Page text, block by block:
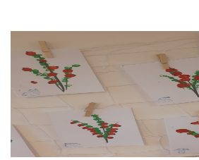
STOP ŠIKANĚ ANEB ŠIKANA BOLÍ
VĚDOMÁ VÝCHOVA